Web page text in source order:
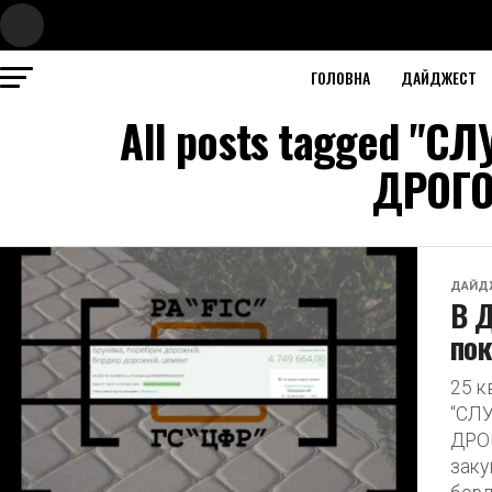
ГОЛОВНА ДАЙДЖЕСТ
All posts tagged
В
25